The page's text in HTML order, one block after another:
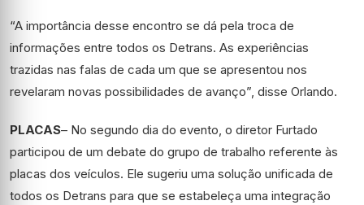
“A importância desse encontro se dá pela troca de
informações entre todos os Detrans. As experiências
trazidas nas falas de cada um que se apresentou nos
revelaram novas possibilidades de avanço”, disse Orlando.
PLACAS– No segundo dia do evento, o diretor Furtado
participou de um debate do grupo de trabalho referente às
placas dos veículos. Ele sugeriu uma solução unificada de
todos os Detrans para que se estabeleça uma integração